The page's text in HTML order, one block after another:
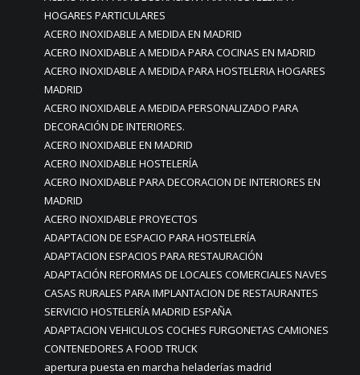
HOGARES PARTICULARES
ACERO INOXIDABLE A MEDIDA EN MADRID
ACERO INOXIDABLE A MEDIDA PARA COCINAS EN MADRID
ACERO INOXIDABLE A MEDIDA PARA HOSTELERIA HOGARES
MADRID
ACERO INOXIDABLE A MEDIDA PERSONALIZADO PARA
DECORACIÓN DE INTERIORES.
ACERO INOXIDABLE EN MADRID
ACERO INOXIDABLE HOSTELERÍA
ACERO INOXIDABLE PARA DECORACION DE INTERIORES EN
MADRID
ACERO INOXIDABLE PROYECTOS
ADAPTACION DE ESPACIO PARA HOSTELERÍA
ADAPTACION ESPACIOS PARA RESTAURACIÓN
ADAPTACIÓN REFORMAS DE LOCALES COMERCIALES NAVES
CASAS RURALES PARA IMPLANTACION DE RESTAURANTES
SERVICIO HOSTELERÍA MADRID ESPAÑA
ADAPTACION VEHICULOS COCHES FURGONETAS CAMIONES
CONTENEDORES A FOOD TRUCK
apertura puesta en marcha heladerías madrid